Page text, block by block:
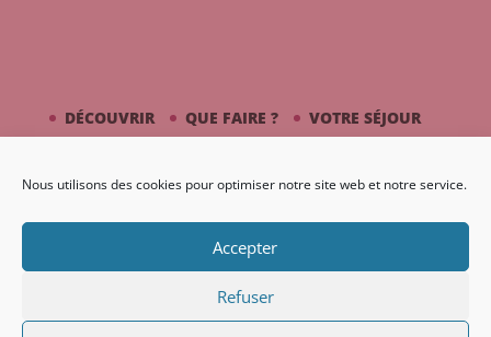
Nous utilisons des cookies pour optimiser notre site web et notre service.
Accepter
Refuser
DÉCOUVRIR QUE FAIRE ?
VOTRE SÉJOUR
AGENDA GALERIE